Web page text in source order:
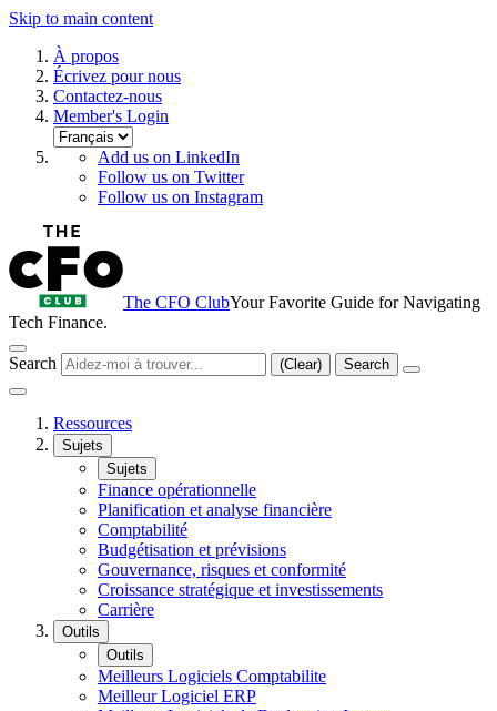
Skip to main content
À propos
Écrivez pour nous
Contactez-nous
Member's Login
Add us on LinkedIn
Follow us on Twitter
Follow us on Instagram
The CFO ClubYour Favorite Guide for Navigating
Tech Finance.
Search (Clear) Search
Ressources
Sujets
Sujets
Finance opérationnelle
Planification et analyse financière
Comptabilité
Budgétisation et prévisions
Gouvernance, risques et conformité
Croissance stratégique et investissements
Carrière
Outils
Outils
Meilleurs Logiciels Comptabilite
Meilleur Logiciel ERP